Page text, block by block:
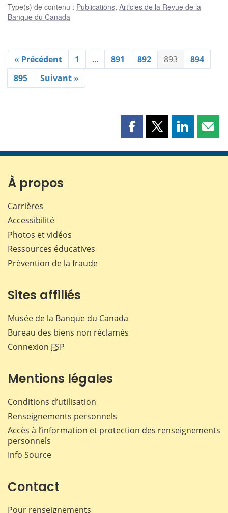
Type(s) de contenu : Publications, Articles de la Revue de la
Banque du Canada
« Précédent 1 … 891 892 893
894
895
Suivant »
Partager
page
Partager
page
Partager
page page
À propos
Carrières
Accessibilité
Photos et vidéos
Ressources éducatives
Prévention de la fraude
Sites affiliés
Musée de la Banque du Canada
Bureau des biens non réclamés
Connexion FSP
Mentions légales
Conditions d’utilisation
Renseignements personnels
Accès à l’information et protection des renseignements
personnels
Info Source
Contact
Pour renseignements